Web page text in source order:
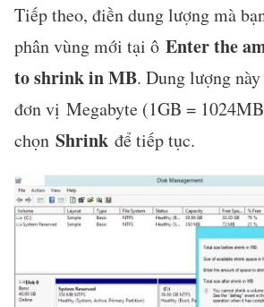
Tiếp theo, điền dung lượng mà
phân vùng mới tại ô Enter the
to shrink in MB. Dung lượng
đơn vị Megabyte (1GB =
chọn Shrink để tiếp tục.